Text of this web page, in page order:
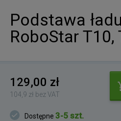
Podstawa
RoboStar T10,
129,00 zł
104,9 zł bez VAT
Dostępne3-5 szt.